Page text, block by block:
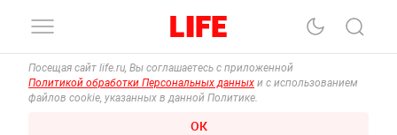
Посещая сайт life.ru, Вы соглашаетесь с приложенной
Политикой обработки Персональных данных и с использованием
файлов cookie, указанных в данной Политике.
ОК